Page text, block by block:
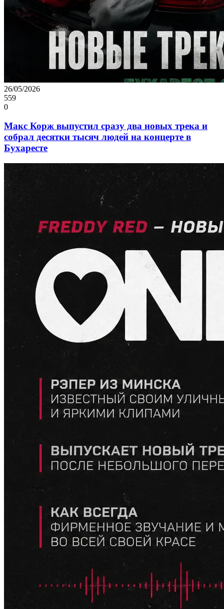
26/05/2026
559
0
Макс Корж выпустил сразу два новых трека и
собрал десятки тысяч людей на концерте в
Бухаресте